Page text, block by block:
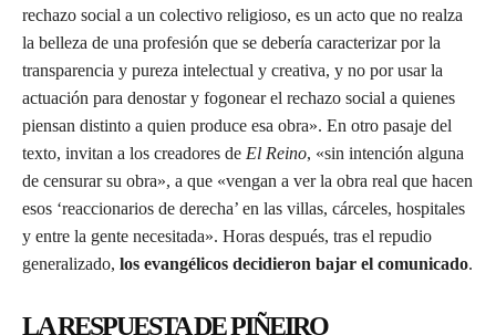
rechazo social a un colectivo religioso, es un acto que no realza
la belleza de una profesión que se debería caracterizar por la
transparencia y pureza intelectual y creativa, y no por usar la
actuación para denostar y fogonear el rechazo social a quienes
piensan distinto a quien produce esa obra». En otro pasaje del
texto, invitan a los creadores de El Reino, «sin intención alguna
de censurar su obra», a que «vengan a ver la obra real que hacen
esos ‘reaccionarios de derecha’ en las villas, cárceles, hospitales
y entre la gente necesitada». Horas después, tras el repudio
generalizado, los evangélicos decidieron bajar el comunicado.
LA RESPUESTA DE PIÑEIRO